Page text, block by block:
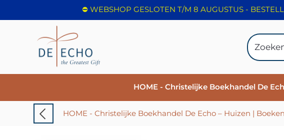
HOME - Christelijke Boekhandel De